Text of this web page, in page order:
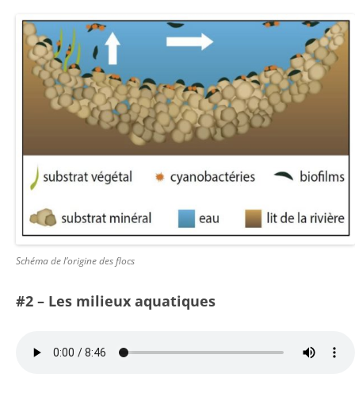
Schéma de l’origine des flocs
#2 – Les milieux aquatiques